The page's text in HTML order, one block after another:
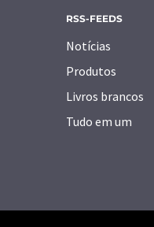
RSS-FEEDS
Notícias
Produtos
Livros brancos
Tudo em um